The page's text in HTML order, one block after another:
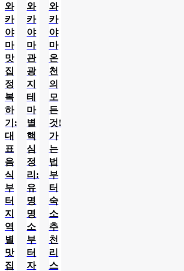
와
카
야
마
맛
집
정
복
하
기:
대
표
음
식
부
터
지
역
별
맛
집
와
카
야
마
관
광
지
테
마
별
핵
심
정
리:
유
명
명
소
부
터
자
와
카
야
마
온
천
의
모
든
것!
가
는
법
부
터
숙
소
추
천
리
스